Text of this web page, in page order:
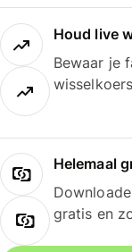
Houd live
Bewaar je
Helemaal
gratis en